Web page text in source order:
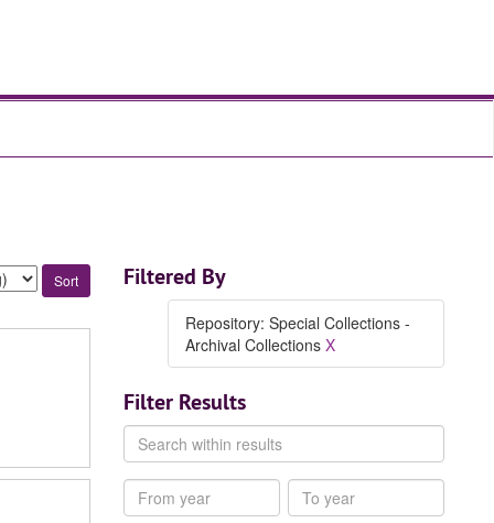
Filtered By
Repository: Special Collections -
Archival Collections X
Filter Results
Search
within
results
From
year
To
year